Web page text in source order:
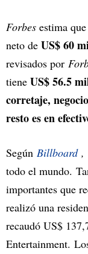
Forbes estima
neto de US$ 60
revisados por
tiene US$ 56.5
corretaje,
resto es en
Según Billboard,
todo el mundo.
importantes que
realizó una
recaudó US$
Entertainment.